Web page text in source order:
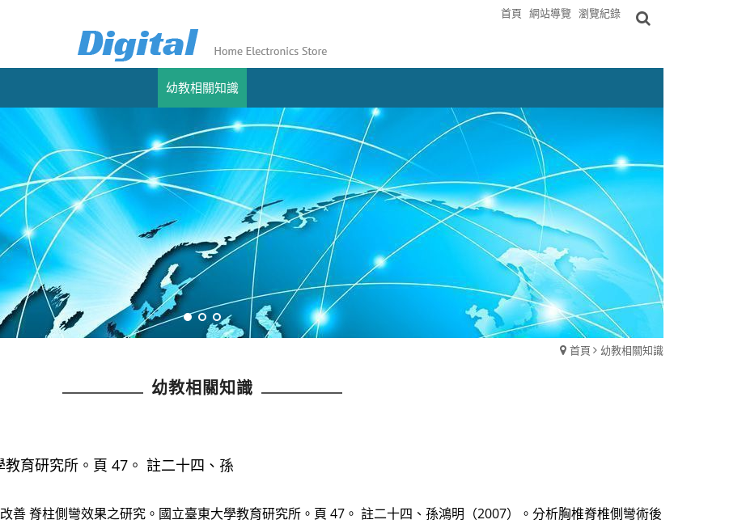
首頁 網站導覽 瀏覽紀錄
幼教相關知識
首頁 幼教相關知識
幼教相關知識
育研究所。頁 47。 註二十四、孫
善 脊柱側彎效果之研究。國立臺東大學教育研究所。頁 47。 註二十四、孫鴻明（2007）。分析胸椎脊椎側彎術後